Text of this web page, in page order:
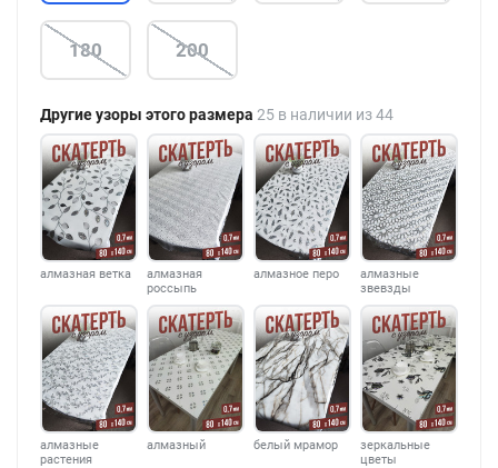
180 200
Другие узоры этого размера 25 в наличии из 44
алмазная ветка
алмазная
россыпь
алмазное перо
алмазные
звевзды
алмазные
растения
алмазный белый мрамор
зеркальные
цветы